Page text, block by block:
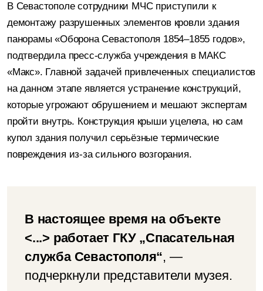
В Севастополе сотрудники МЧС приступили к
демонтажу разрушенных элементов кровли здания
панорамы «Оборона Севастополя 1854–1855 годов»,
подтвердила пресс-служба учреждения в МАКС
«Макс». Главной задачей привлеченных специалистов
на данном этапе является устранение конструкций,
которые угрожают обрушением и мешают экспертам
пройти внутрь. Конструкция крыши уцелела, но сам
купол здания получил серьёзные термические
повреждения из-за сильного возгорания.
В настоящее время на объекте
<...> работает ГКУ „Спасательная
служба Севастополя“, —
подчеркнули представители музея.